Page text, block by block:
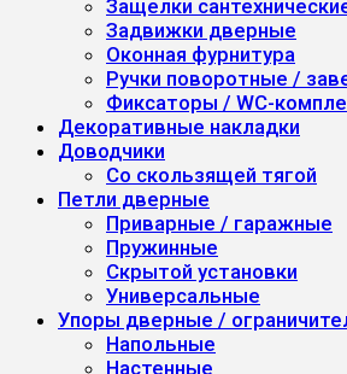
Защелки
Задвижки дверные
Оконная фурнитура
Ручки поворотные /
Фиксаторы / WC-
Декоративные накладки
Доводчики
Со скользящей тягой
Петли дверные
Приварные / гаражные
Пружинные
Скрытой установки
Универсальные
Упоры дверные /
Напольные
Настенные